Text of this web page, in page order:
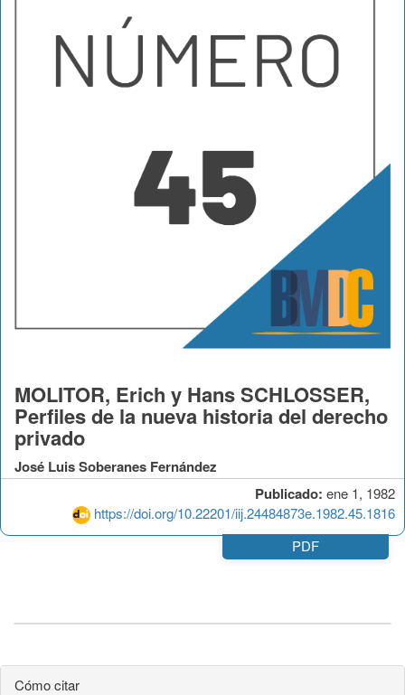
Publicado: ene 1, 1982
https://doi.org/10.22201/iij.24484873e.1982.45.1816
MOLITOR, Erich y Hans SCHLOSSER,
Perfiles de la nueva historia del derecho
privado
José Luis Soberanes Fernández
PDF
Cómo citar